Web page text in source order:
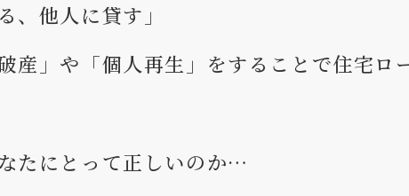
、他人に貸す」
産」や「個人再生」をすることで住宅ロ
たにとって正しいのか…